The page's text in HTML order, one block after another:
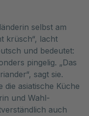
selbst am
krüsch“, lacht
und bedeutet:
pingelig. „Das
sagt sie.
die asiatische Küche
und Wahl-
auch